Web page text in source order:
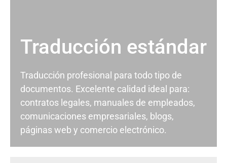
Traducción estándar
Traducción profesional para todo tipo de
documentos. Excelente calidad ideal para:
contratos legales, manuales de empleados,
comunicaciones empresariales, blogs,
páginas web y comercio electrónico.